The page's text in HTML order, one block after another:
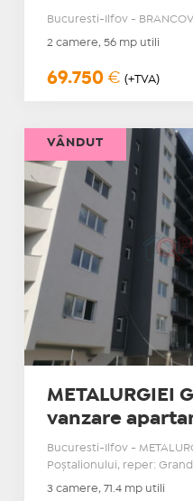
Bucuresti-Ilfov -
2 camere, 56 mp utili
69.750 € (+TVA)
METALURGIEI
vanzare
Bucuresti-Ilfov -
Poştalionului, reper:
3 camere, 71.4 mp utili
VÂNDUT